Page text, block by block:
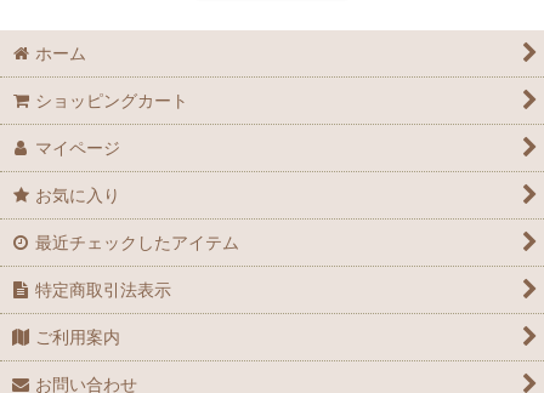
ホーム
ショッピングカート
マイページ
お気に入り
最近チェックしたアイテム
特定商取引法表示
ご利用案内
お問い合わせ